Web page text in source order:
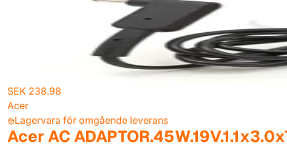
SEK 238.98
Acer
Lagervara för omgående leverans
Acer AC